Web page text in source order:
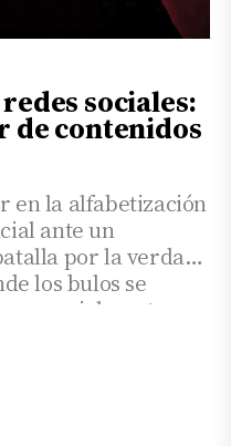
sociales:
de contenidos
en la alfabetización
ante un
por la verdad
los bulos se
especialmente